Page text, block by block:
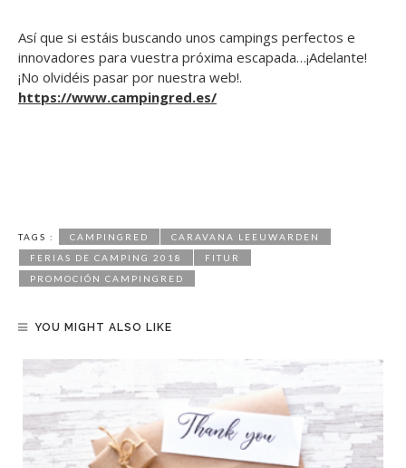
Así que si estáis buscando unos campings perfectos e
innovadores para vuestra próxima escapada…¡Adelante!
¡No olvidéis pasar por nuestra web!.
https://www.campingred.es/
TAGS : CAMPINGRED
CARAVANA LEEUWARDEN
FERIAS DE CAMPING 2018
FITUR
PROMOCIÓN CAMPINGRED
YOU MIGHT ALSO LIKE